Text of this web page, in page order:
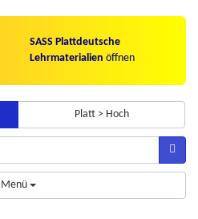
SASS Plattdeutsche
Lehrmaterialien öffnen
Platt > Hoch
Menü